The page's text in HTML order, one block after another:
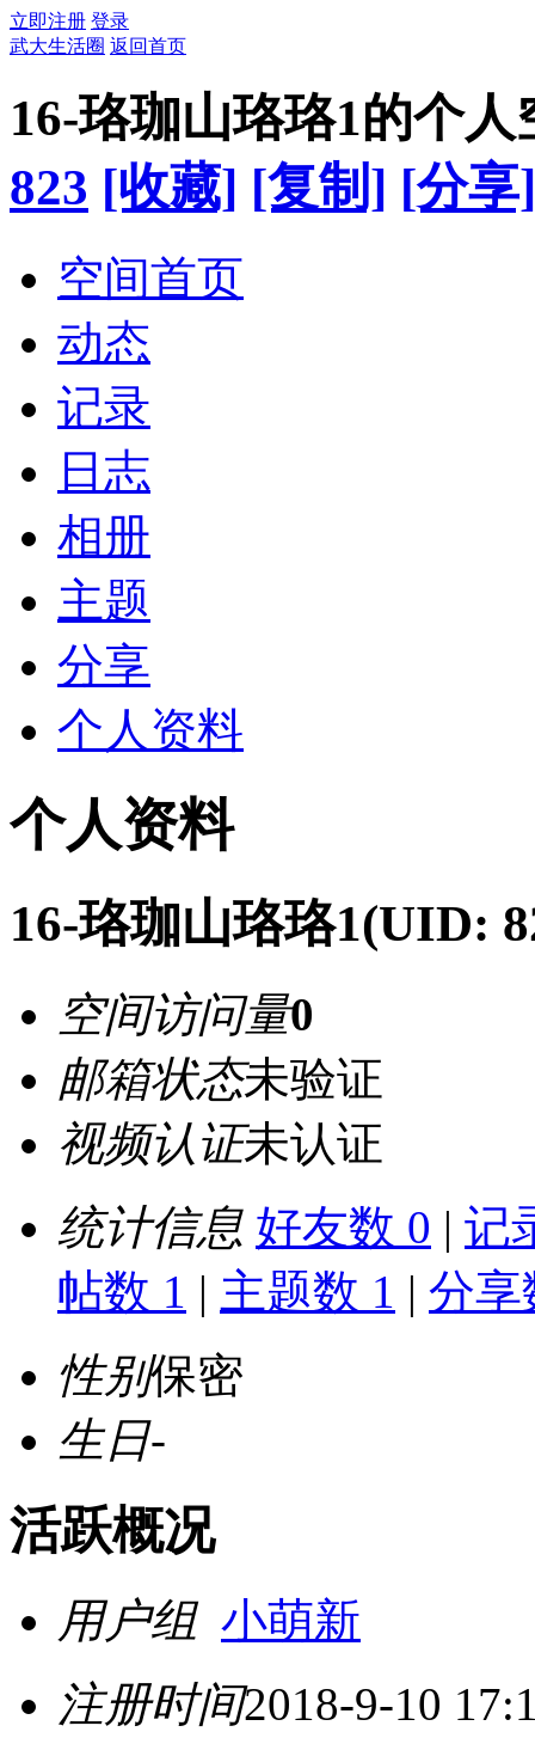
立即注册 登录
武大生活圈 返回首页
16-珞珈山珞珞1的个人
823 [收藏] [复制] [分享]
空间首页
动态
记录
日志
相册
主题
分享
个人资料
个人资料
16-珞珈山珞珞1(UID:
空间访问量0
邮箱状态未验证
视频认证未认证
统计信息 好友数 0 | 记
帖数 1 | 主题数 1 | 分享
性别保密
生日-
活跃概况
用户组 小萌新
注册时间2018-9-10